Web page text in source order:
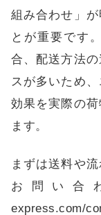
組み合わせ」
とが重要です
合、配送方法
スが多いため
効果を実際の
ます。
まずは送料や
お問い合
express.com/